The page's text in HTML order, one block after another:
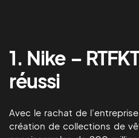
1. Nike –
réussi
Avec le rachat de l’entreprise
création de collections de